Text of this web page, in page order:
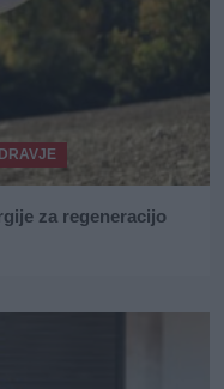
za regeneracijo